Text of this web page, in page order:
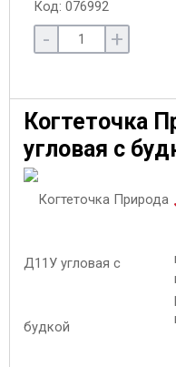
Код: 076992
- +
Когтеточка
угловая с